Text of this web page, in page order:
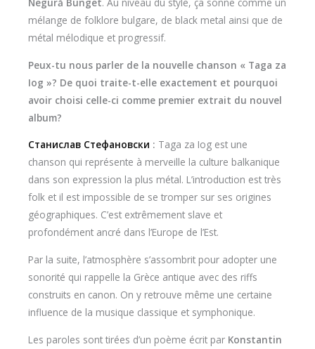
mélange de folklore bulgare, de black metal ainsi que de
métal mélodique et progressif.
Peux-tu nous parler de la nouvelle chanson « Taga za
Iog »? De quoi traite-t-elle exactement et pourquoi
avoir choisi celle-ci comme premier extrait du nouvel
album?
Станислав Стефановски : Taga za Iog est une
chanson qui représente à merveille la culture balkanique
dans son expression la plus métal. L’introduction est très
folk et il est impossible de se tromper sur ses origines
géographiques. C’est extrêmement slave et
profondément ancré dans l’Europe de l’Est.
Par la suite, l’atmosphère s’assombrit pour adopter une
sonorité qui rappelle la Grèce antique avec des riffs
construits en canon. On y retrouve même une certaine
influence de la musique classique et symphonique.
Les paroles sont tirées d’un poème écrit par Konstantin